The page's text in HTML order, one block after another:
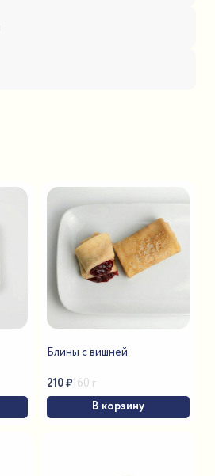
Блины с вишней
210₽160 г
В корзину